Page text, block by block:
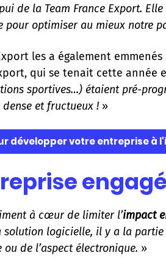
de la Team France Export.
pour optimiser au mieux notre
les a également
qui se tenait cette année
sportives…) étaient pré-
dense et fructueux ! »
développer votre entreprise à
à cœur de limiter l’impact
logicielle, il y a la partie
ou de l’aspect électronique. »